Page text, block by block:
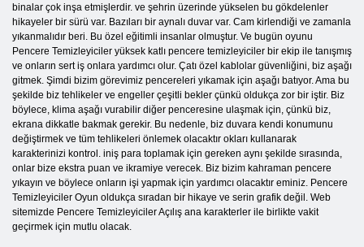
binalar çok inşa etmişlerdir. ve şehrin üzerinde yükselen bu gökdelenler
hikayeler bir sürü var. Bazıları bir aynalı duvar var. Cam kirlendiği ve zamanla
yıkanmalıdır beri. Bu özel eğitimli insanlar olmuştur. Ve bugün oyunu
Pencere Temizleyiciler yüksek katlı pencere temizleyiciler bir ekip ile tanışmış
ve onların sert iş onlara yardımcı olur. Çatı özel kablolar güvenliğini, biz aşağı
gitmek. Şimdi bizim görevimiz pencereleri yıkamak için aşağı batıyor. Ama bu
şekilde biz tehlikeler ve engeller çeşitli bekler çünkü oldukça zor bir iştir. Biz
böylece, klima aşağı vurabilir diğer penceresine ulaşmak için, çünkü biz,
ekrana dikkatle bakmak gerekir. Bu nedenle, biz duvara kendi konumunu
değiştirmek ve tüm tehlikeleri önlemek olacaktır okları kullanarak
karakterinizi kontrol. iniş para toplamak için gereken aynı şekilde sırasında,
onlar bize ekstra puan ve ikramiye verecek. Biz bizim kahraman pencere
yıkayın ve böylece onların işi yapmak için yardımcı olacaktır eminiz. Pencere
Temizleyiciler Oyun oldukça sıradan bir hikaye ve serin grafik değil. Web
sitemizde Pencere Temizleyiciler Açılış ana karakterler ile birlikte vakit
geçirmek için mutlu olacak.